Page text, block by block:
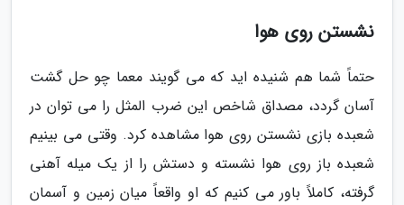
نشستن روی هوا
حتماً شما هم شنیده اید که می گویند معما چو حل گشت
آسان گردد، مصداق شاخص این ضرب المثل را می توان در
شعبده بازی نشستن روی هوا مشاهده کرد. وقتی می بینیم
شعبده باز روی هوا نشسته و دستش را از یک میله آهنی
گرفته، کاملاً باور می کنیم که او واقعاً میان زمین و آسمان